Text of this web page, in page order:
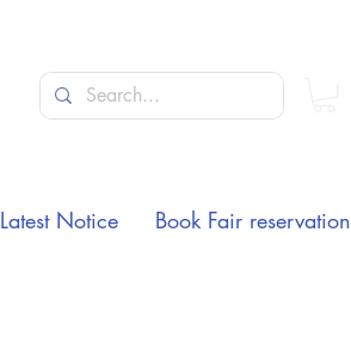
Latest Notice Book Fair reservation